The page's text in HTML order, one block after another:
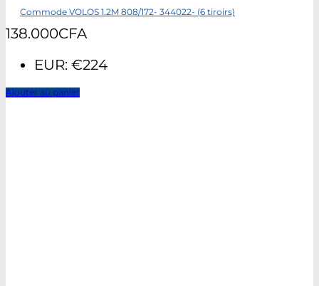
Commode VOLOS 1.2M 808/172- 344022- (6 tiroirs)
138.000CFA
EUR: €224
Ajouter au panier